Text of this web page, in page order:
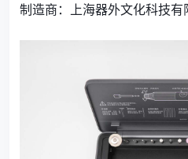
制造商：上海器外文化科技有